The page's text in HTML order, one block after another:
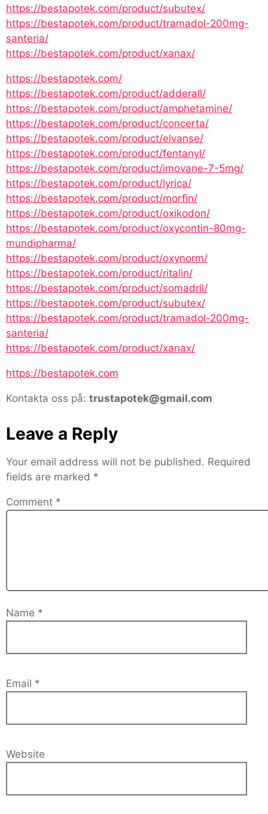
https://bestapotek.com/product/subutex/
https://bestapotek.com/product/tramadol-200mg-
santeria/
https://bestapotek.com/product/xanax/
https://bestapotek.com/
https://bestapotek.com/product/adderall/
https://bestapotek.com/product/amphetamine/
https://bestapotek.com/product/concerta/
https://bestapotek.com/product/elvanse/
https://bestapotek.com/product/fentanyl/
https://bestapotek.com/product/imovane-7-5mg/
https://bestapotek.com/product/lyrica/
https://bestapotek.com/product/morfin/
https://bestapotek.com/product/oxikodon/
https://bestapotek.com/product/oxycontin-80mg-
mundipharma/
https://bestapotek.com/product/oxynorm/
https://bestapotek.com/product/ritalin/
https://bestapotek.com/product/somadril/
https://bestapotek.com/product/subutex/
https://bestapotek.com/product/tramadol-200mg-
santeria/
https://bestapotek.com/product/xanax/
https://bestapotek.com
Kontakta oss på: trustapotek@gmail.com
Leave a Reply
Your email address will not be published. Required
fields are marked *
Comment *
Name *
Email *
Website